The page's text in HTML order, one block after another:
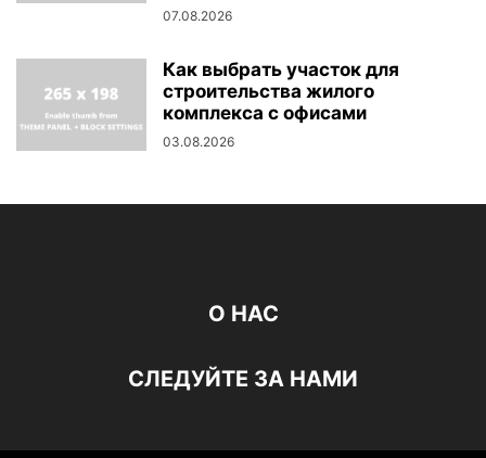
07.08.2026
Как выбрать участок для
строительства жилого
комплекса с офисами
03.08.2026
О НАС
СЛЕДУЙТЕ ЗА НАМИ